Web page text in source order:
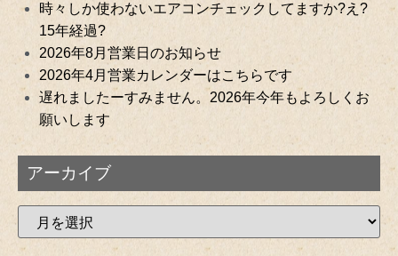
時々しか使わないエアコンチェックしてますか?え?
15年経過?
2026年8月営業日のお知らせ
2026年4月営業カレンダーはこちらです
遅れましたーすみません。2026年今年もよろしくお
願いします
アーカイブ